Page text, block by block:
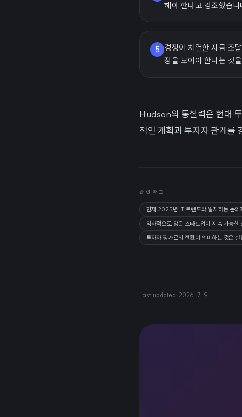
해야 한다고 강조했습니
5
경쟁이 치열한 자금 조
장을 보여야 한다는 것
Hudson의 통찰력은 현대
적인 계획과 투자자 관계를
관련 태그
현재 2025년 IT 트렌드와 일치하는 논의
역사적으로 많은 스타트업이 지속 가능
투자자 평가로의 전환이 의미하는 것은
Last updated: 2026. 7. 9.